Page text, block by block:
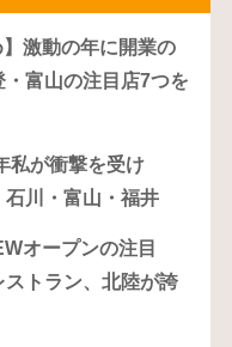
】激動の年に開業の
富山の注目店7つを
私が衝撃を受け
石川・富山・福井
オープンの注目
トラン、北陸が誇